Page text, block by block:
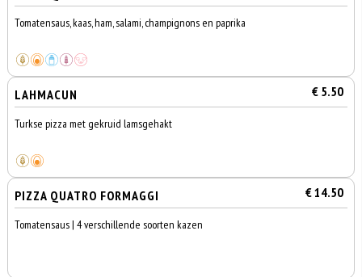
Tomatensaus, kaas, ham, salami, champignons en paprika
LAHMACUN € 5.50
Turkse pizza met gekruid lamsgehakt
PIZZA QUATRO FORMAGGI € 14.50
Tomatensaus | 4 verschillende soorten kazen